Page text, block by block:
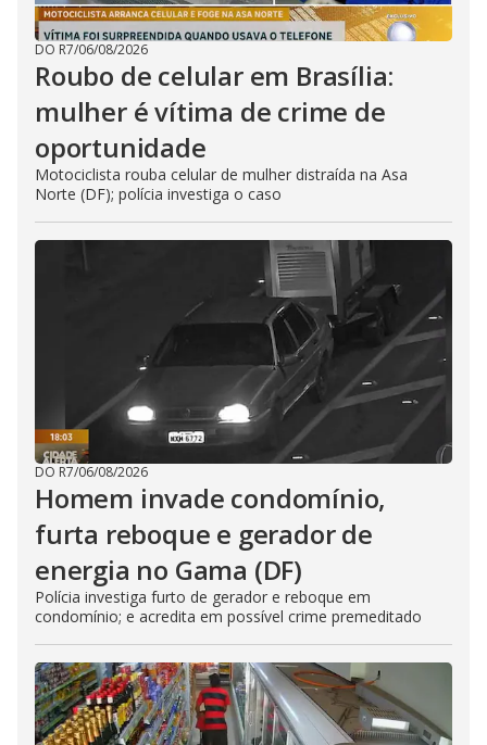
DO R7/06/08/2026
Roubo de celular em Brasília:
mulher é vítima de crime de
oportunidade
Motociclista rouba celular de mulher distraída na Asa
Norte (DF); polícia investiga o caso
DO R7/06/08/2026
Homem invade condomínio,
furta reboque e gerador de
energia no Gama (DF)
Polícia investiga furto de gerador e reboque em
condomínio; e acredita em possível crime premeditado